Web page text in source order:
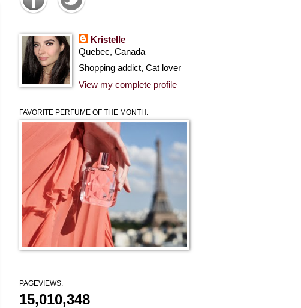
Kristelle
Quebec, Canada
Shopping addict, Cat lover
View my complete profile
FAVORITE PERFUME OF THE MONTH:
PAGEVIEWS:
15,010,348